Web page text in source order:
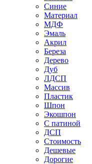
Синие
Материал
МДФ
Эмаль
Акрил
Береза
Дерево
Дуб
ЛДСП
Массив
Пластик
Шпон
Экошпон
С патиной
ДСП
Стоимость
Дешевые
Дорогие